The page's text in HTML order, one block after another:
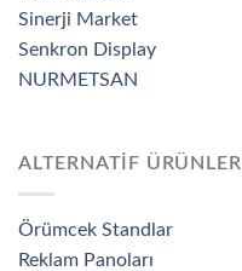
Sinerji Market
Senkron Display
NURMETSAN
ALTERNATİF ÜRÜNLER
Örümcek Standlar
Reklam Panoları